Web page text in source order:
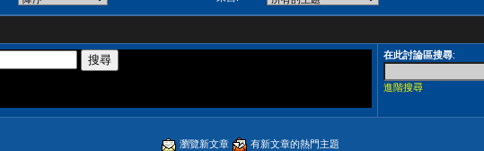
在此討論區搜尋:
進階搜尋
瀏覽新文章
有新文章的熱門主題